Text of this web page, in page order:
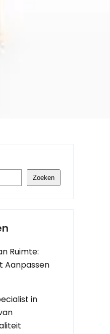
Zoeken
Ruimte:
Aanpassen
in